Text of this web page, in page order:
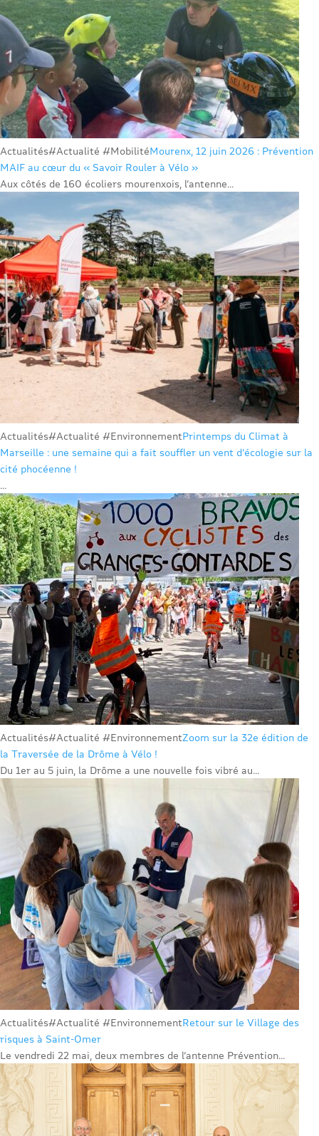
Actualités#Actualité #MobilitéMourenx, 12 juin 2026 : Prévention
MAIF au cœur du « Savoir Rouler à Vélo »
Aux côtés de 160 écoliers mourenxois, l’antenne...
Actualités#Actualité #EnvironnementPrintemps du Climat à
Marseille : une semaine qui a fait souffler un vent d’écologie sur la
cité phocéenne !
...
Actualités#Actualité #EnvironnementZoom sur la 32e édition de
la Traversée de la Drôme à Vélo !
Du 1er au 5 juin, la Drôme a une nouvelle fois vibré au...
Actualités#Actualité #EnvironnementRetour sur le Village des
risques à Saint-Omer
Le vendredi 22 mai, deux membres de l’antenne Prévention...